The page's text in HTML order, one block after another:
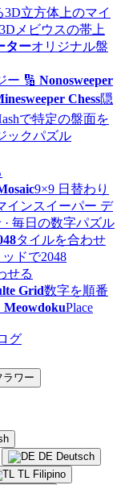
3D立方体上のマイ
メビウスの帯上
ターオリジナル盤
ー 🔢 Nonosweeper
Chess隠
で特定の盤面を
ックパズル
9×9 日替わり
インスイーパー デ
· 毎日の数字パズル
タイルを合わせ
ドで2048
せる
Grid数字を順番
MeowdokuPlace
グ
ラワー
DE Deutsch
TL Filipino